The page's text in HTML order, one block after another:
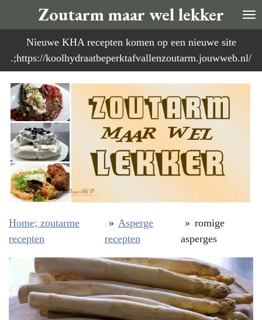
direct
naar
de
Zoutarm maar wel lekker
Nieuwe KHA recepten komen op een nieuwe site
.;https://koolhydraatbeperktafvallenzoutarm.jouwweb.nl/
Home; zoutarme
recepten
» Asperge
recepten
» romige
asperges